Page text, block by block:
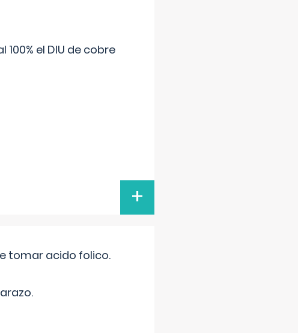
el DIU de cobre
+
tomar acido folico.